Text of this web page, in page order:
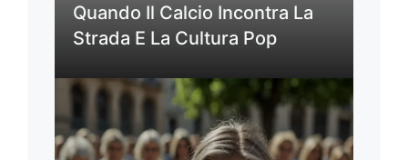
Quando Il Calcio Incontra La
Strada E La Cultura Pop